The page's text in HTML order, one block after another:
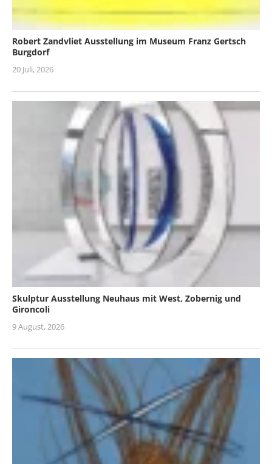
Robert Zandvliet Ausstellung im Museum Franz Gertsch
Burgdorf
20 Juli, 2026
Skulptur Ausstellung Neuhaus mit West, Zobernig und
Gironcoli
9 August, 2026